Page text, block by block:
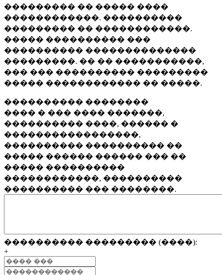
��������� �� ����� ����
������������. ����������
��������� �� ������������.
����� ���������� ���
���������� ��������������
���������. �� �� �����������,
��� ��� ���������� ���������
����� ������������ �� �����.
���������� ��������
���� � ��� ���� �������,
���������� ����, ������ �
�����������������,
���������� ���������� ��
����� ������ ������ ��� ��
����� ����������
������������, ����������
���������� ��� ��������.
���������� ��������� (����):
+